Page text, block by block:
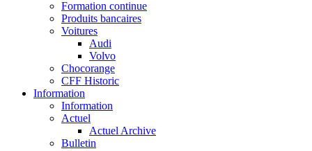
Formation continue
Produits bancaires
Voitures
Audi
Volvo
Chocorange
CFF Historic
Information
Information
Actuel
Actuel Archive
Bulletin